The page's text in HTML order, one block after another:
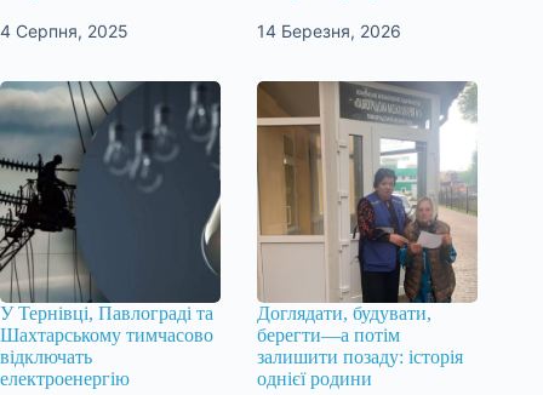
4 Серпня, 2025 14 Березня, 2026
У Тернівці, Павлограді та
Шахтарському тимчасово
відключать
електроенергію
Доглядати, будувати,
берегти—а потім
залишити позаду: історія
однієї родини